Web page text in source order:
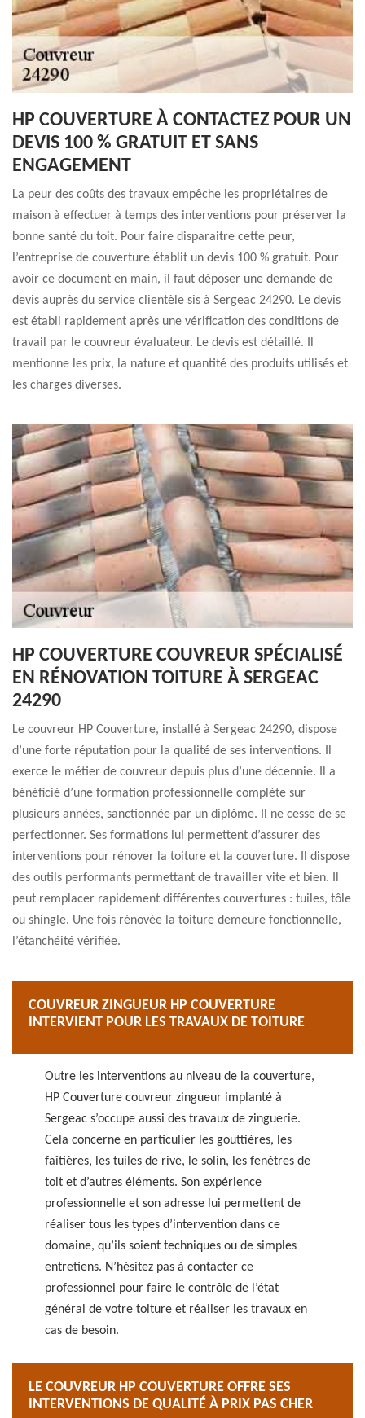
HP COUVERTURE À CONTACTEZ POUR UN
DEVIS 100 % GRATUIT ET SANS
ENGAGEMENT
La peur des coûts des travaux empêche les propriétaires de
maison à effectuer à temps des interventions pour préserver la
bonne santé du toit. Pour faire disparaitre cette peur,
l’entreprise de couverture établit un devis 100 % gratuit. Pour
avoir ce document en main, il faut déposer une demande de
devis auprès du service clientèle sis à Sergeac 24290. Le devis
est établi rapidement après une vérification des conditions de
travail par le couvreur évaluateur. Le devis est détaillé. Il
mentionne les prix, la nature et quantité des produits utilisés et
les charges diverses.
HP COUVERTURE COUVREUR SPÉCIALISÉ
EN RÉNOVATION TOITURE À SERGEAC
24290
Le couvreur HP Couverture, installé à Sergeac 24290, dispose
d’une forte réputation pour la qualité de ses interventions. Il
exerce le métier de couvreur depuis plus d’une décennie. Il a
bénéficié d’une formation professionnelle complète sur
plusieurs années, sanctionnée par un diplôme. Il ne cesse de se
perfectionner. Ses formations lui permettent d’assurer des
interventions pour rénover la toiture et la couverture. Il dispose
des outils performants permettant de travailler vite et bien. Il
peut remplacer rapidement différentes couvertures : tuiles, tôle
ou shingle. Une fois rénovée la toiture demeure fonctionnelle,
l’étanchéité vérifiée.
COUVREUR ZINGUEUR HP COUVERTURE
INTERVIENT POUR LES TRAVAUX DE TOITURE
Outre les interventions au niveau de la couverture,
HP Couverture couvreur zingueur implanté à
Sergeac s’occupe aussi des travaux de zinguerie.
Cela concerne en particulier les gouttières, les
faîtières, les tuiles de rive, le solin, les fenêtres de
toit et d’autres éléments. Son expérience
professionnelle et son adresse lui permettent de
réaliser tous les types d’intervention dans ce
domaine, qu’ils soient techniques ou de simples
entretiens. N’hésitez pas à contacter ce
professionnel pour faire le contrôle de l’état
général de votre toiture et réaliser les travaux en
cas de besoin.
LE COUVREUR HP COUVERTURE OFFRE SES
INTERVENTIONS DE QUALITÉ À PRIX PAS CHER